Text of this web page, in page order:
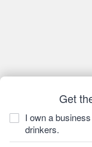
Get
I own a
drinkers.